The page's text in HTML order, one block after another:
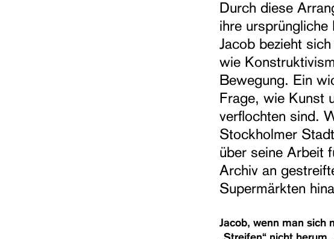
Durch diese
ihre
Jacob bezieht
wie
Bewegung. Ein
Frage, wie Kunst
verflochten sind.
Stockholmer
über seine Arbeit
Archiv an
Supermärkten
Jacob, wenn man sich